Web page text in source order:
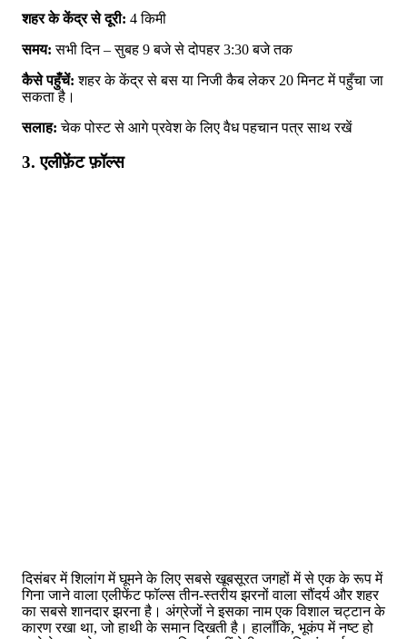
शहर के केंद्र से दूरी: 4 किमी
समय: सभी दिन – सुबह 9 बजे से दोपहर 3:30 बजे तक
कैसे पहुँचें: शहर के केंद्र से बस या निजी कैब लेकर 20 मिनट में पहुँचा जा
सकता है।
सलाह: चेक पोस्ट से आगे प्रवेश के लिए वैध पहचान पत्र साथ रखें
3. एलीफ़ेंट फ़ॉल्स
दिसंबर में शिलांग में घूमने के लिए सबसे खूबसूरत जगहों में से एक के रूप में
गिना जाने वाला एलीफेंट फॉल्स तीन-स्तरीय झरनों वाला सौंदर्य और शहर
का सबसे शानदार झरना है। अंग्रेजों ने इसका नाम एक विशाल चट्टान के
कारण रखा था, जो हाथी के समान दिखती है। हालाँकि, भूकंप में नष्ट हो